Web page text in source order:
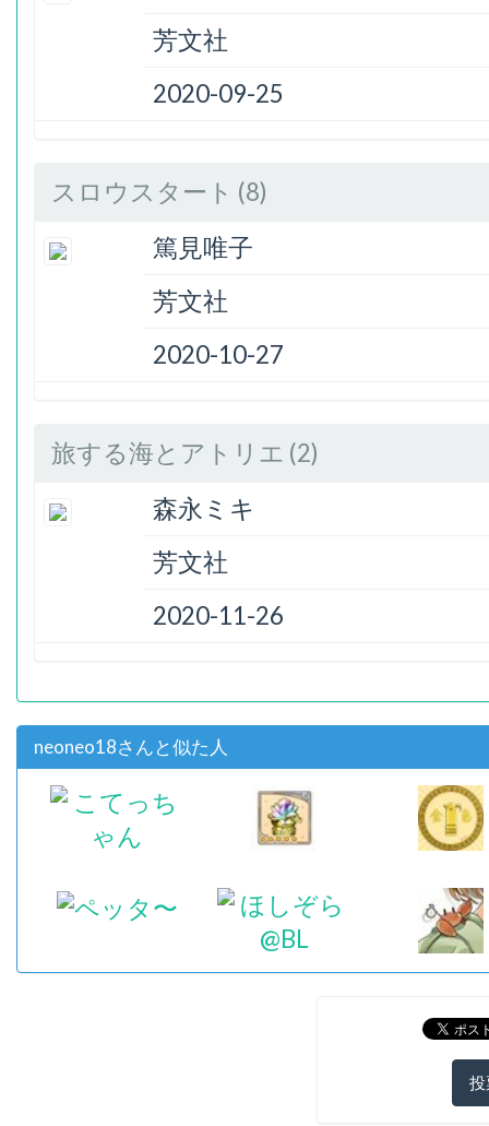
芳文社
2020-09-25
スロウスタート (8)
篤見唯子
芳文社
2020-10-27
旅する海とアトリエ (2)
森永ミキ
芳文社
2020-11-26
neoneo18さんと似た人
投